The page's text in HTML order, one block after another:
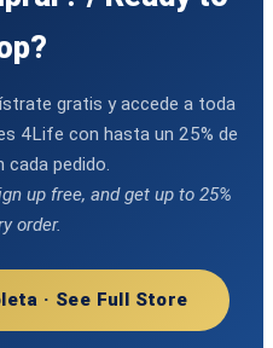
gratis y accede a toda
4Life con hasta un 25% de
cada pedido.
up free, and get up to 25%
order.
· See Full Store